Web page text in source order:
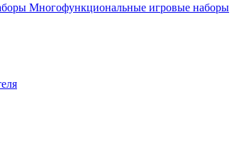
Многофункциональные игровые наборы